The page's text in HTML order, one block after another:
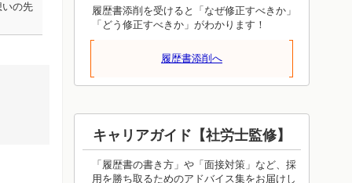
いの先
履歴書添削を受けると「なぜ修正すべきか」
「どう修正すべきか」がわかります！
履歴書添削へ
キャリアガイド【社労士監修】
「履歴書の書き方」や「面接対策」など、採
用を勝ち取るためのアドバイス集をお届けし